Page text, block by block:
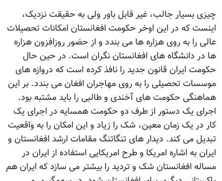
چیزی بسیار جالب، غیر قابل باور ولی به حقیقت نزدیک،
اینست که در این اوخر حکومت افغانستان امکانات تحصیلات
عالی را به روی هزاره ها می بندد و از حضور روزافزون هزاره
ها در دانشگاه های افغانستان نگران است. در حین حال
حکومت ایران قانون جدید را نافذ کرده است که دروازه های
موسسات تحصیلی را به روی مهاجران افغان می بندد. بر این
هماهنگی حکومت های آخندی و طالبی را باید مشتبه بود.
اجرای یک دستور از طرف دو حکومت همسایه در اجرای یک
کار در یک زمان معین، شک را زیاد و این امکان را به واقعیت
تبدیل می کند. دیدار های تنگاتنگ مقامات ارشد افغانستان و
ایران به اشاره امریکا و طرح امریکایی استفاده از ایران در
مساله افغانستان شک و تردید را بیشتر می سازد که ایران هم